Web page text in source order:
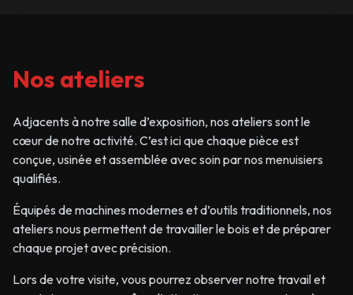
Nos ateliers
Adjacents à notre salle d’exposition, nos ateliers sont le
cœur de notre activité. C’est ici que chaque pièce est
conçue, usinée et assemblée avec soin par nos menuisiers
qualifiés.
Équipés de machines modernes et d’outils traditionnels, nos
ateliers nous permettent de travailler le bois et de préparer
chaque projet avec précision.
Lors de votre visite, vous pourrez observer notre travail et